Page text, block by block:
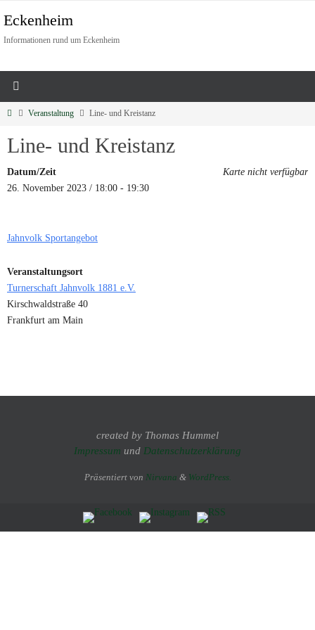
Eckenheim
Informationen rund um Eckenheim
Veranstaltung Line- und Kreistanz
Line- und Kreistanz
Karte nicht verfügbar
Datum/Zeit
26. November 2023 / 18:00 - 19:30
Jahnvolk Sportangebot
Veranstaltungsort
Turnerschaft Jahnvolk 1881 e.V.
Kirschwaldstraße 40
Frankfurt am Main
created by Thomas Hummel
Impressum und Datenschutzerklärung
Präsentiert von Nirvana & WordPress.